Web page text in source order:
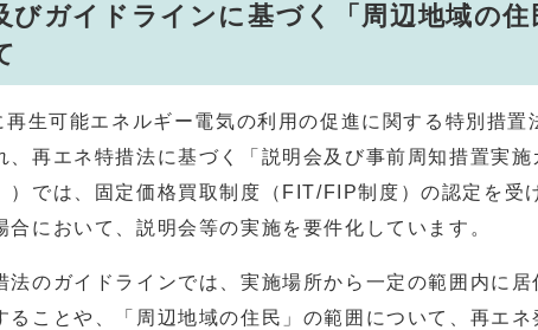
びガイドラインに基づく「周辺地域の
生可能エネルギー電気の利用の促進に関する特別措置
、再エネ特措法に基づく「説明会及び事前周知措置実
）では、固定価格買取制度（FIT/FIP制度）の認定を受
合において、説明会等の実施を要件化しています。
のガイドラインでは、実施場所から一定の範囲内に
ることや、「周辺地域の住民」の範囲について、再エ